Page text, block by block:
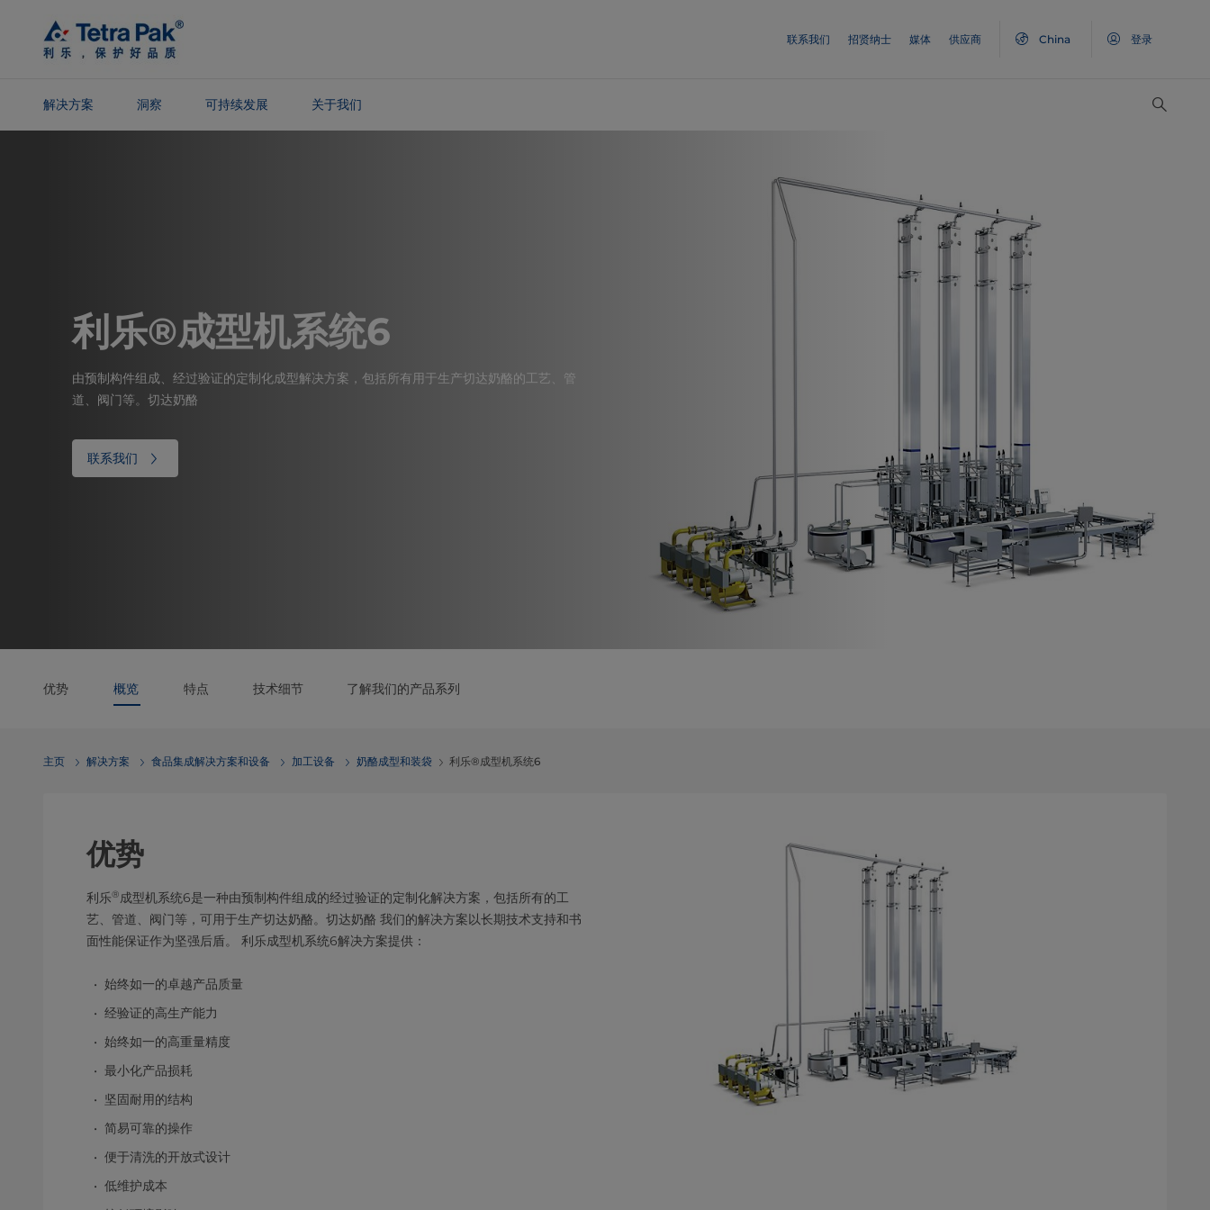
Skip To
Main
Content
联系我们 招贤纳士 媒体 供应商 China 登录
解决方案 洞察 可持续发展 关于我们
利乐®成型机系统6
由预制构件组成、经过验证的定制化成型解决方案，包括所有用于生产切达奶酪的工艺、管
道、阀门等。切达奶酪
联系我们
优势 概览 特点 技术细节 了解我们的产品系列
主页 解决方案 食品集成解决方案和设备 加工设备 奶酪成型和装袋 利乐®成型机系统6
优势
利乐®成型机系统6是一种由预制构件组成的经过验证的定制化解决方案，包括所有的工
艺、管道、阀门等，可用于生产切达奶酪。切达奶酪 我们的解决方案以长期技术支持和书
面性能保证作为坚强后盾。 利乐成型机系统6解决方案提供：
始终如一的卓越产品质量
经验证的高生产能力
始终如一的高重量精度
最小化产品损耗
坚固耐用的结构
简易可靠的操作
便于清洗的开放式设计
低维护成本